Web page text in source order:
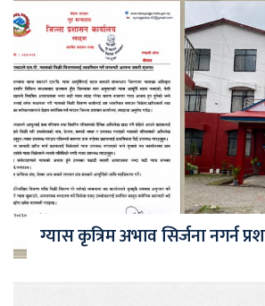
ग्यास कृत्रिम अभाव सिर्जना नगर्न